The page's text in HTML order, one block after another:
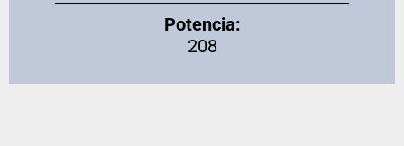
Potencia:
208